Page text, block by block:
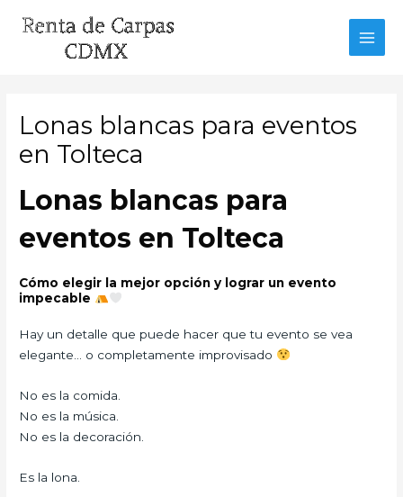
Lonas blancas para eventos
en Tolteca
Lonas blancas para
eventos en Tolteca
Cómo elegir la mejor opción y lograr un evento
impecable
Hay un detalle que puede hacer que tu evento se vea
elegante… o completamente improvisado
No es la comida.
No es la música.
No es la decoración.
Es la lona.